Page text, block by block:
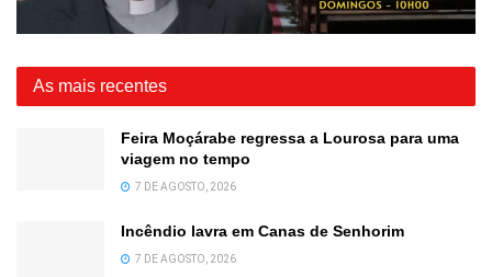
As mais recentes
Feira Moçárabe regressa a Lourosa para uma
viagem no tempo
7 DE AGOSTO, 2026
Incêndio lavra em Canas de Senhorim
7 DE AGOSTO, 2026